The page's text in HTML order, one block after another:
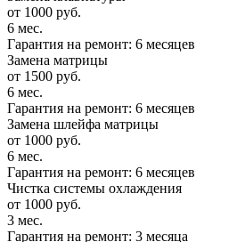
от 1000 руб.
6 мес.
Гарантия на ремонт: 6 месяцев
Замена матрицы
от 1500 руб.
6 мес.
Гарантия на ремонт: 6 месяцев
Замена шлейфа матрицы
от 1000 руб.
6 мес.
Гарантия на ремонт: 6 месяцев
Чистка системы охлаждения
от 1000 руб.
3 мес.
Гарантия на ремонт: 3 месяца